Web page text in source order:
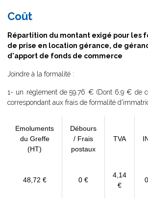
Coût
Répartition du montant exigé pour les
de prise en location gérance, de
d'apport de fonds de commerce
Joindre à la formalité :
1- un règlement de 59.76 € (Dont 6,9 € de
correspondant aux frais de formalité
Emoluments
du Greffe
(HT)
Débours
/ Frais
postaux
TVA
48,72 € 0 €
4,14
€